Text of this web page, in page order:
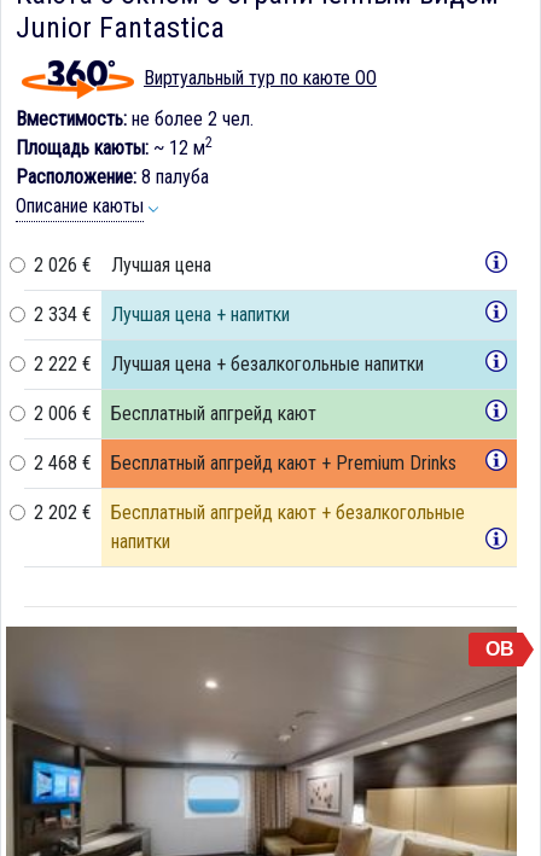
Junior Fantastica
Виртуальный тур по каюте OO
Вместимость: не более 2 чел.
Площадь каюты: ~ 12 м2
Расположение: 8 палуба
Описание каюты
2 026 € Лучшая цена
2 334 € Лучшая цена + напитки
2 222 € Лучшая цена + безалкогольные напитки
2 006 € Бесплатный апгрейд кают
2 468 € Бесплатный апгрейд кают + Premium Drinks
2 202 €
Бесплатный апгрейд кают + безалкогольные
напитки
OB